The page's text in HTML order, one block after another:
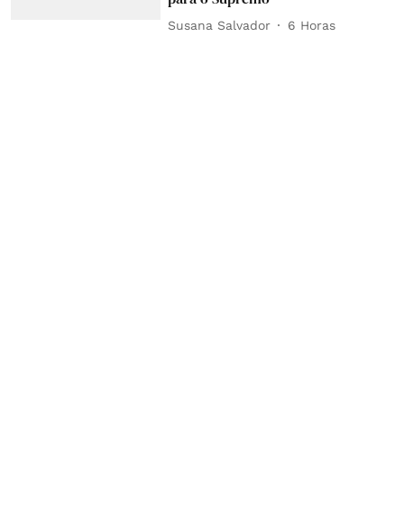
Susana Salvador 6 Horas